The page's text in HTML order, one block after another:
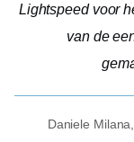
Lightspeed voor
van de
Daniele